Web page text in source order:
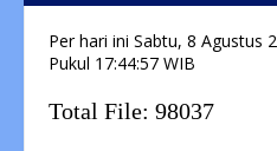
Per hari ini Sabtu, 8 Agustus
Pukul 17:44:57 WIB
Total File: 98037